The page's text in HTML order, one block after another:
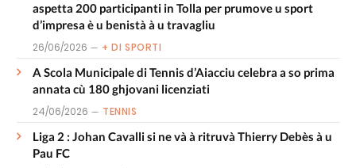
aspetta 200 participanti in Tolla per prumove u sport
d’impresa è u benistà à u travagliu
26/06/2026 + DI SPORTI
A Scola Municipale di Tennis d’Aiacciu celebra a so prima
annata cù 180 ghjovani licenziati
24/06/2026 TENNIS
Liga 2 : Johan Cavalli si ne và à ritruvà Thierry Debès à u
Pau FC